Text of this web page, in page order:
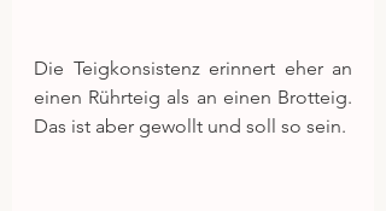
Die Teigkonsistenz erinnert eher an
einen Rührteig als an einen Brotteig.
Das ist aber gewollt und soll so sein.